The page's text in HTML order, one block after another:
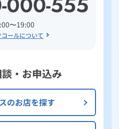
〜19:00
ールについて
・お申込み
のお店を探す